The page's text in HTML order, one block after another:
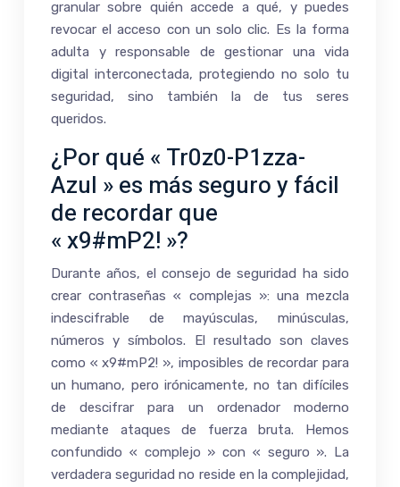
granular sobre quién accede a qué, y puedes
revocar el acceso con un solo clic. Es la forma
adulta y responsable de gestionar una vida
digital interconectada, protegiendo no solo tu
seguridad, sino también la de tus seres
queridos.
¿Por qué « Tr0z0-P1zza-
Azul » es más seguro y fácil
de recordar que
« x9#mP2! »?
Durante años, el consejo de seguridad ha sido
crear contraseñas « complejas »: una mezcla
indescifrable de mayúsculas, minúsculas,
números y símbolos. El resultado son claves
como « x9#mP2! », imposibles de recordar para
un humano, pero irónicamente, no tan difíciles
de descifrar para un ordenador moderno
mediante ataques de fuerza bruta. Hemos
confundido « complejo » con « seguro ». La
verdadera seguridad no reside en la complejidad,